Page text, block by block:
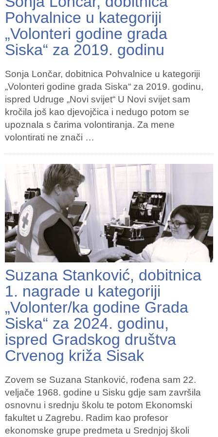
Pohvalnice u kategoriji
„Volonteri godine grada
Siska“ za 2019. godinu
Sonja Lončar, dobitnica Pohvalnice u kategoriji
„Volonteri godine grada Siska“ za 2019. godinu,
ispred Udruge „Novi svijet“ U Novi svijet sam
kročila još kao djevojčica i nedugo potom se
upoznala s čarima volontiranja. Za mene
volontirati ne znači …
Suzana Stanković, dobitnica
1. nagrade u kategoriji
„Volonter/ka godine Grada
Siska“ za 2024. godinu,
ispred Gradskog društva
Crvenog križa Sisak
Zovem se Suzana Stanković, rođena sam 22.
veljače 1968. godine u Sisku gdje sam završila
osnovnu i srednju školu te potom Ekonomski
fakultet u Zagrebu. Radim kao profesor
ekonomske grupe predmeta u Srednjoj školi